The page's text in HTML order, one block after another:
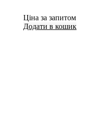
Ціна за запитом
Додати в кошик